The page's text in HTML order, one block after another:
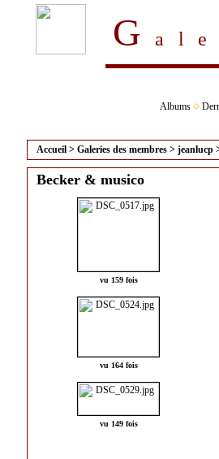
G
Albums
Accueil > Galeries des membres > jeanlucp
Becker & musico
vu 159 fois
vu 164 fois
vu 149 fois